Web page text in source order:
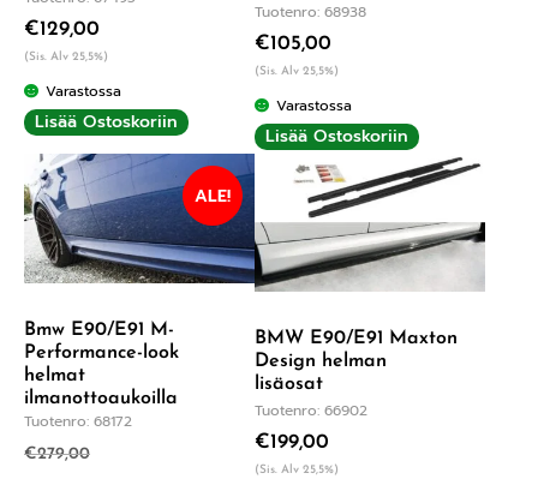
€129,00
(Sis. Alv 25,5%)
Varastossa
Lisää Ostoskoriin
Tuotenro: 68938
€105,00
(Sis. Alv 25,5%)
Varastossa
Lisää Ostoskoriin
Bmw E90/E91 M-
Performance-look
helmat
ilmanottoaukoilla
Tuotenro: 68172
ALE!
€279,00
BMW E90/E91 Maxton
Design helman
lisäosat
Tuotenro: 66902
€199,00
(Sis. Alv 25,5%)